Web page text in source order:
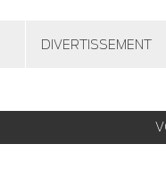
DIVERTISSEMENT